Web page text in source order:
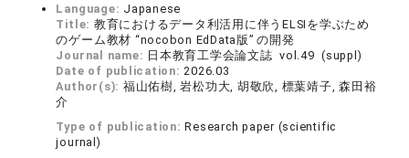
Language: Japanese
Title: 教育におけるデータ利活用に伴うELSIを学ぶため
のゲーム教材 “nocobon EdData版” の開発
Journal name: 日本教育工学会論文誌 vol.49 (suppl)
Date of publication: 2026.03
Author(s): 福山佑樹, 岩松功大, 胡敬欣, 標葉靖子, 森田裕
介
Type of publication:Research paper (scientific
journal)